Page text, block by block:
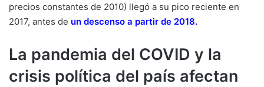
precios constantes de 2010) llegó a su pico reciente en
2017, antes de un descenso a partir de 2018.
La pandemia del COVID y la
crisis política del país afectan